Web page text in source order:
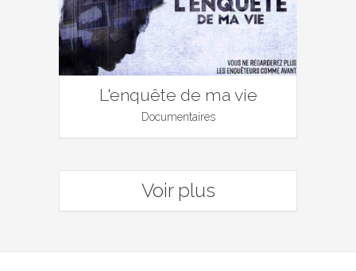
L'enquête de ma vie
Documentaires
Voir plus